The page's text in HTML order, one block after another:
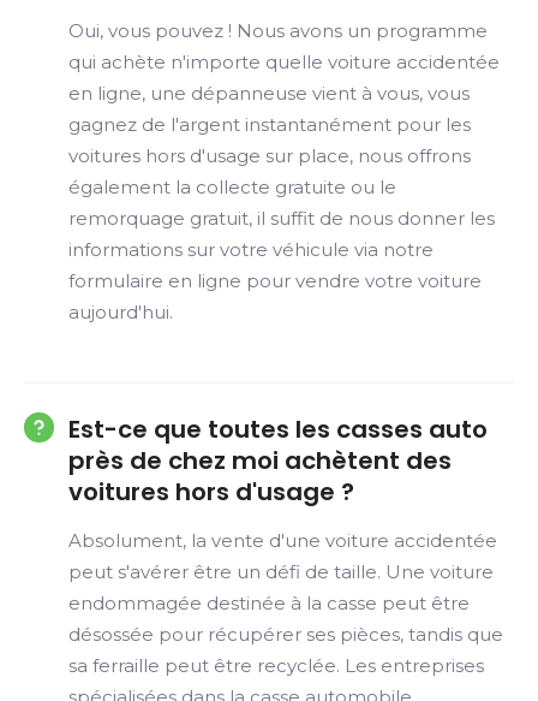
Oui, vous pouvez ! Nous avons un programme
qui achète n'importe quelle voiture accidentée
en ligne, une dépanneuse vient à vous, vous
gagnez de l'argent instantanément pour les
voitures hors d'usage sur place, nous offrons
également la collecte gratuite ou le
remorquage gratuit, il suffit de nous donner les
informations sur votre véhicule via notre
formulaire en ligne pour vendre votre voiture
aujourd'hui.
Est-ce que toutes les casses auto
près de chez moi achètent des
voitures hors d'usage ?
Absolument, la vente d'une voiture accidentée
peut s'avérer être un défi de taille. Une voiture
endommagée destinée à la casse peut être
désossée pour récupérer ses pièces, tandis que
sa ferraille peut être recyclée. Les entreprises